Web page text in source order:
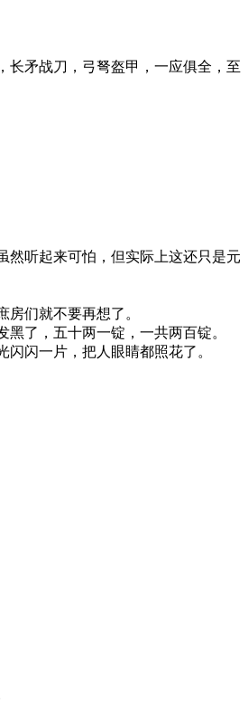
长矛战刀，弓弩盔甲，一应俱全，至
然听起来可怕，但实际上这还只是元
们就不要再想了。
了，五十两一锭，一共两百锭。
闪一片，把人眼睛都照花了。